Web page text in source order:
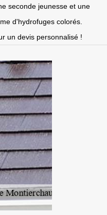
seconde jeunesse et une
d'hydrofuges colorés.
un devis personnalisé !